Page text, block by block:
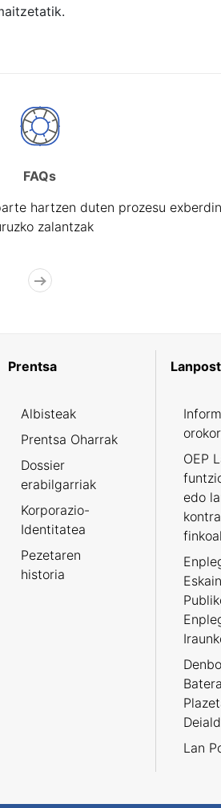
FAQs
hartzen duten prozesu
zalantzak
Prentsa
Albisteak
Prentsa Oharrak
Dossier
erabilgarriak
Korporazio-
Identitatea
Pezetaren
historia
OEP
edo
Lan